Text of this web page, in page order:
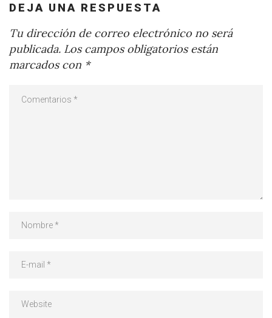
DEJA UNA RESPUESTA
Tu dirección de correo electrónico no será
publicada. Los campos obligatorios están
marcados con *